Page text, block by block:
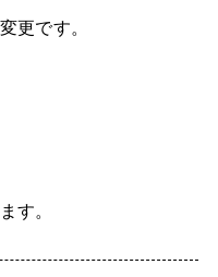
更です。
す。